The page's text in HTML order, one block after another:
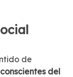
de
conscientes del